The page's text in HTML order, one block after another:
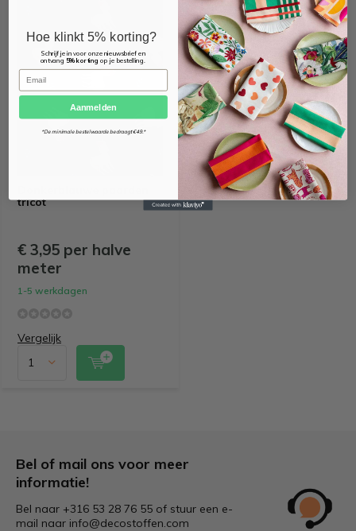
tricot
€ 3,95 per halve
meter
1-5 werkdagen
Vergelijk
Bel of mail ons voor meer
informatie!
Bel naar +316 53 28 76 55 of stuur een e-
mail naar info@decostoffen.com
Hoe klinkt 5% korting?
Schrijf je in voor onze nieuwsbrief en
ontvang 5% kortingop je bestelling.
Email
Aanmelden
*De minimale bestelwaarde bedraagt €49.*